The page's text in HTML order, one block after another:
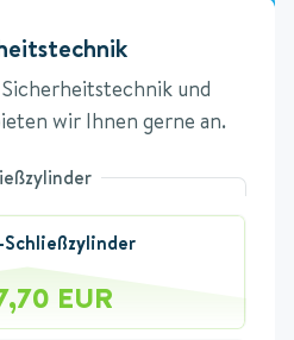
und
wir Ihnen gerne an.
EUR